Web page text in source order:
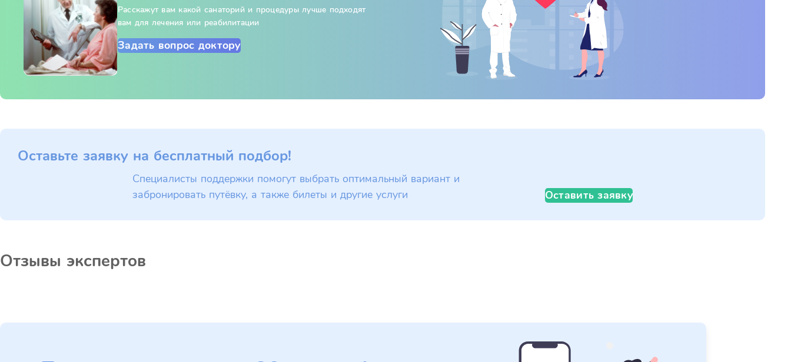
Расскажут вам какой санаторий и процедуры лучше подходят
вам для лечения или реабилитации
Задать вопрос доктору
Оставьте заявку на бесплатный подбор!
Специалисты поддержки помогут выбрать оптимальный вариант и
забронировать путёвку, а также билеты и другие услуги
Оставить заявку
Отзывы экспертов